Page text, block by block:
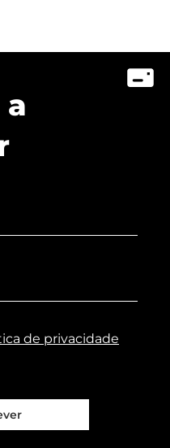
de privacidade